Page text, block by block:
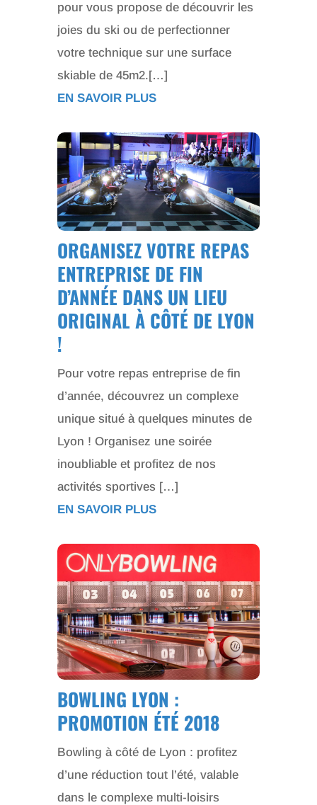
pour vous propose de découvrir les
joies du ski ou de perfectionner
votre technique sur une surface
skiable de 45m2.[…]
EN SAVOIR PLUS
ORGANISEZ VOTRE REPAS
ENTREPRISE DE FIN
D’ANNÉE DANS UN LIEU
ORIGINAL À CÔTÉ DE LYON
!
Pour votre repas entreprise de fin
d’année, découvrez un complexe
unique situé à quelques minutes de
Lyon ! Organisez une soirée
inoubliable et profitez de nos
activités sportives […]
EN SAVOIR PLUS
BOWLING LYON :
PROMOTION ÉTÉ 2018
Bowling à côté de Lyon : profitez
d’une réduction tout l’été, valable
dans le complexe multi-loisirs